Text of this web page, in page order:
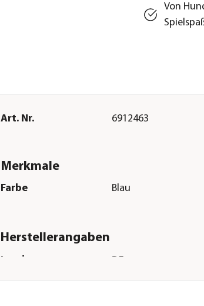
Von
Art. Nr. 6912463
Merkmale
Farbe Blau
Herstellerangaben
Land
DE